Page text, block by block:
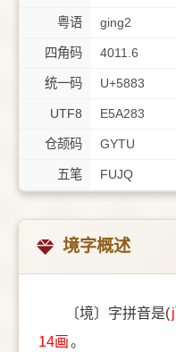
粤语 ging2
四角码 4011.6
统一码 U+5883
UTF8 E5A283
仓颉码 GYTU
五笔 FUJQ
境字概述
〔境〕字拼音是(
14画。